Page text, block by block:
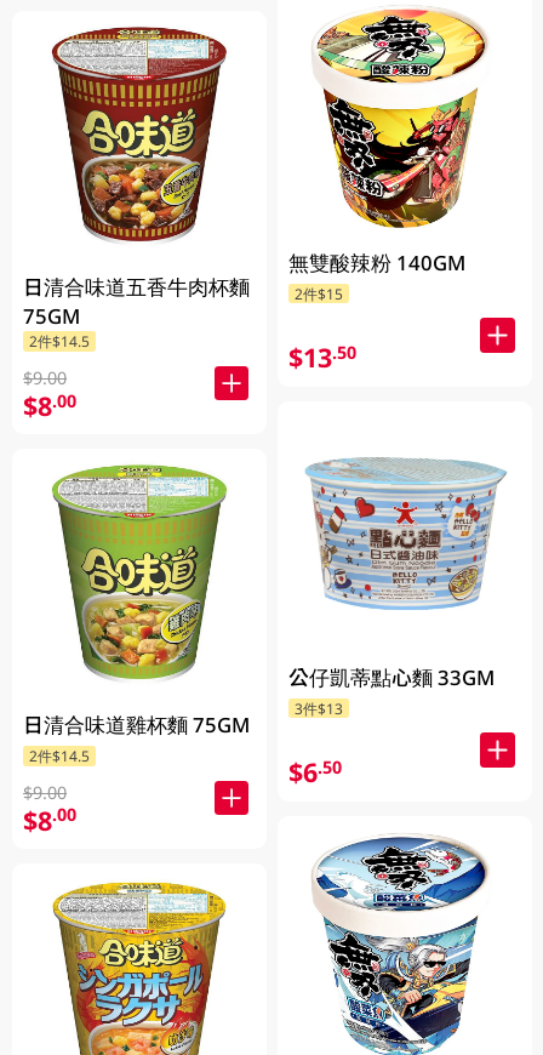
日清合味道五香牛肉杯麵
75GM
2件$14.5
$9.00
$8.00
日清合味道雞杯麵 75GM
2件$14.5
$9.00
$8.00
無雙酸辣粉 140GM
2件$15
$13.50
公仔凱蒂點心麵 33GM
3件$13
$6.50